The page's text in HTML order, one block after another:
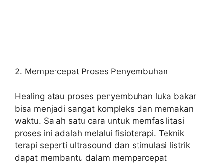
2. Mempercepat Proses Penyembuhan
Healing atau proses penyembuhan luka bakar
bisa menjadi sangat kompleks dan memakan
waktu. Salah satu cara untuk memfasilitasi
proses ini adalah melalui fisioterapi. Teknik
terapi seperti ultrasound dan stimulasi listrik
dapat membantu dalam mempercepat